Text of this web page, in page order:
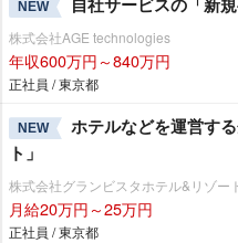
NEW
株式会社AGE technologies
年収600万円～840万円
正社員 / 東京都
NEW
ホテルなどを運営す
ト」
株式会社グランビスタホテル&リゾー
月給20万円～25万円
正社員 / 東京都